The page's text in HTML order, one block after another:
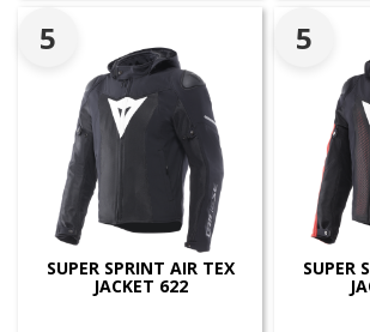
5
SUPER SPRINT AIR TEX
JACKET 622
5
SUPER